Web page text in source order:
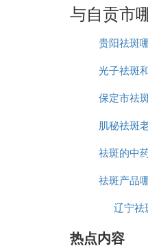
与自贡市
贵阳祛斑
光子祛斑
个
保定市祛
肌秘祛斑
是
祛斑的中
祛斑产品
美
辽宁祛
热点内容